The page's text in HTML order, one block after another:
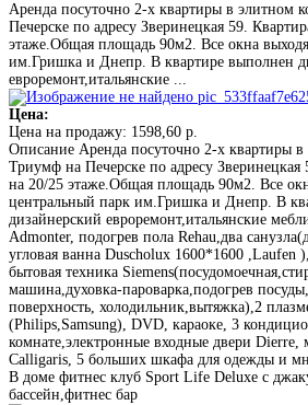
Аренда посуточно 2-х квартиры в элитном
Печерске по адресу Зверинецкая 59.
этаже.Общая площадь 90м2. Все окна
им.Гришка и Днепр. В квартире выполнен
евроремонт,итальянские ...
Цена:
Цена на продажу: 1598,60 р.
Описание Аренда посуточно 2-х квартиры
Триумф на Печерске по адресу Зверинецкая
на 20/25 этаже.Общая площадь 90м2. Все
центральный парк им.Гришка и Днепр. В
дизайнерский евроремонт,итальянские
Admonter, подогрев пола Rehau,два
угловая ванна Duscholux 1600*1600
бытовая техника
машина,духовка-пароварка,подогрев
поверхность, холодильник,вытяжка),2
(Philips,Samsung), DVD, караоке, 3
комнате,электронные входные двери
Сalligaris, 5 больших шкафа для одежды и
В доме фитнес клуб Sport Life Deluxe с
бассейн,фитнес бар